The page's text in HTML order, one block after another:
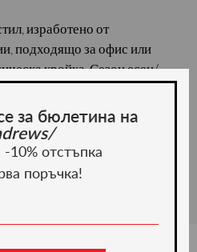
изработено от
подходящо за офис или
кройка. Сезон есен/
34% вискоза, 3% еластан.
за бюлетина на
10% отстъпка
поръчка!